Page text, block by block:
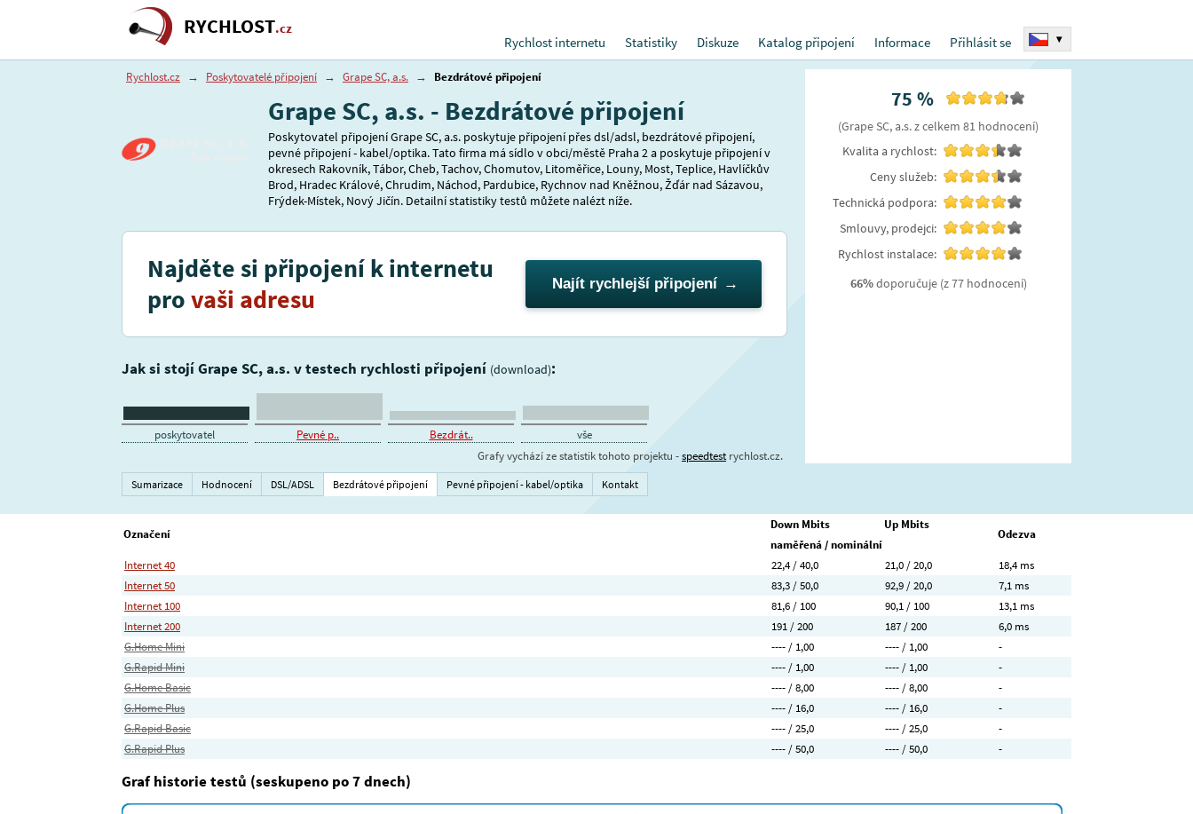
RYCHLOST.cz
Rychlost internetu
Statistiky Diskuze Katalog připojení Informace Přihlásit se ▾
Rychlost.cz → Poskytovatelé připojení → Grape SC, a.s. → Bezdrátové připojení
Grape SC, a.s. - Bezdrátové připojení
Poskytovatel připojení Grape SC, a.s. poskytuje připojení přes dsl/adsl, bezdrátové připojení,
pevné připojení - kabel/optika. Tato firma má sídlo v obci/městě Praha 2 a poskytuje připojení v
okresech Rakovník, Tábor, Cheb, Tachov, Chomutov, Litoměřice, Louny, Most, Teplice, Havlíčkův
Brod, Hradec Králové, Chrudim, Náchod, Pardubice, Rychnov nad Kněžnou, Žďár nad Sázavou,
Frýdek-Místek, Nový Jičín. Detailní statistiky testů můžete nalézt níže.
Najděte si připojení k internetu
provaši adresu Najít rychlejší připojení
Jak si stojí Grape SC, a.s. v testech rychlosti připojení (download):
poskytovatel Pevné p.. Bezdrát..
vše
Grafy vychází ze statistik tohoto projektu -speedtestrychlost.cz.
75 %
(Grape SC, a.s.z celkem 81 hodnocení)
Kvalita a rychlost:
Ceny služeb:
Technická podpora:
Smlouvy, prodejci:
Rychlost instalace:
66%doporučuje(z 77 hodnocení)
Sumarizace Hodnocení DSL/ADSL Bezdrátové připojení Pevné připojení - kabel/optika Kontakt
Označení
Down Mbits Up Mbits
Odezva
naměřená / nominální
Internet 40
22,4 / 40,0 21,0 / 20,0
18,4 ms
Internet 50
83,3 / 50,0 92,9 / 20,0
7,1 ms
Internet 100
81,6 / 100 90,1 / 100
13,1 ms
Internet 200
191 / 200 187 / 200
6,0 ms
G.Home Mini
---- / 1,00 ---- / 1,00
-
G.Rapid Mini
---- / 1,00 ---- / 1,00
-
G.Home Basic
---- / 8,00 ---- / 8,00
-
G.Home Plus
---- / 16,0 ---- / 16,0
-
G.Rapid Basic
---- / 25,0 ---- / 25,0
-
G.Rapid Plus
---- / 50,0 ---- / 50,0 -
Graf historie testů (seskupeno po 7 dnech)